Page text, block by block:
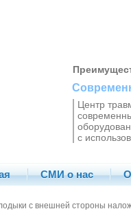
Центр
с
СМИ о нас
с внешней стороны